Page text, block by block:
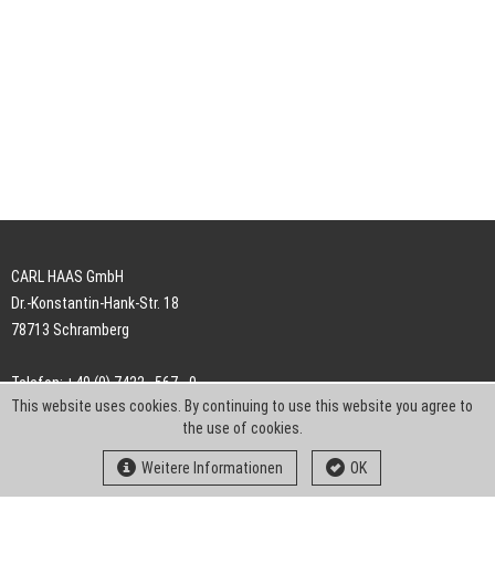
CARL HAAS GmbH
Dr.-Konstantin-Hank-Str. 18
78713 Schramberg
Telefon: +49 (0) 7422 . 567 - 0
Telefax: +49 (0) 7422 . 567 - 239
info-ch@kern-liebers.com
This website uses cookies. By continuing to use this website you agree to
the use of cookies.
Weitere Informationen OK